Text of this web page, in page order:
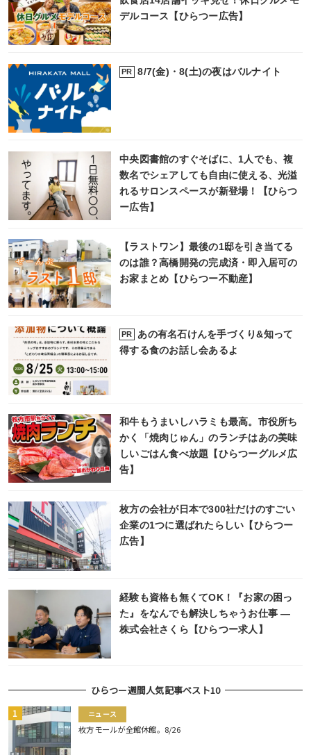
デルコース【ひらつー広告】
PR 8/7(金)・8(土)の夜はバルナイト
中央図書館のすぐそばに、1人でも、複
数名でシェアしても自由に使える、光溢
れるサロンスペースが新登場！【ひらつ
ー広告】
【ラストワン】最後の1邸を引き当てる
のは誰？高橋開発の完成済・即入居可の
お家まとめ【ひらつー不動産】
PR
あの有名石けんを手づくり&知って
得する食のお話し会あるよ
和牛もうまいしハラミも最高。市役所ち
かく「焼肉じゅん」のランチはあの美味
しいごはん食べ放題【ひらつーグルメ広
告】
枚方の会社が日本で300社だけのすごい
企業の1つに選ばれたらしい【ひらつー
広告】
経験も資格も無くてOK！『お家の困っ
た』をなんでも解決しちゃうお仕事 ―
株式会社さくら【ひらつー求人】
ひらつー週間人気記事ベスト10
ニュース
枚方モールが全館休館。8/26